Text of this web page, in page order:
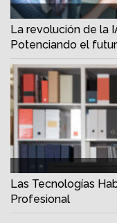
La revolución de la
Potenciando el
Las Tecnologías
Profesional